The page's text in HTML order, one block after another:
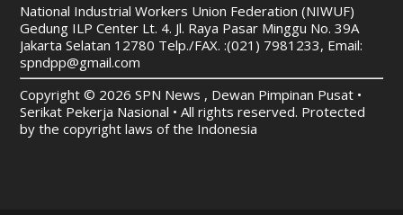
National Industrial Workers Union Federation (NIWUF)
Gedung ILP Center Lt. 4. Jl. Raya Pasar Minggu No. 39A
Jakarta Selatan 12780 Telp./FAX. :(021) 7981233, Email:
spndpp@gmail.com
Copyright © 2026 SPN News , Dewan Pimpinan Pusat •
Serikat Pekerja Nasional • All rights reserved. Protected
by the copyright laws of the Indonesia